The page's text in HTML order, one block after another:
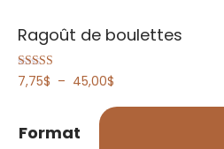
Ragoût de boulettes
Note
5.00
7,75$ – 45,00$
Format